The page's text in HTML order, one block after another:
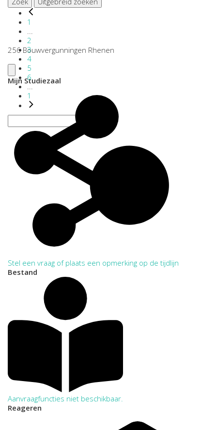
1
2
3
4
5
6
...
1
256 Bouwvergunningen Rhenen
Mijn Studiezaal
Stel een vraag of plaats een opmerking op de tijdlijn
Bestand
Aanvraagfuncties niet beschikbaar.
Reageren